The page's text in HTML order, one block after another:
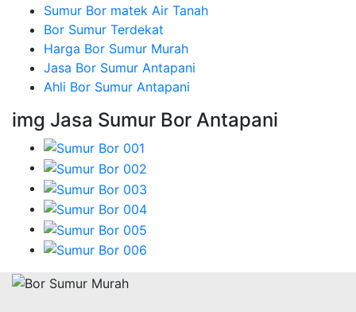
Sumur Bor matek Air Tanah
Bor Sumur Terdekat
Harga Bor Sumur Murah
Jasa Bor Sumur Antapani
Ahli Bor Sumur Antapani
img Jasa Sumur Bor Antapani